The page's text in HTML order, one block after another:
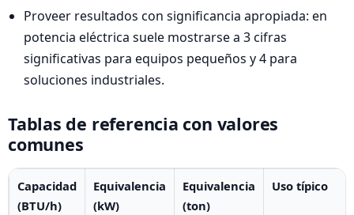
Proveer resultados con significancia apropiada: en
potencia eléctrica suele mostrarse a 3 cifras
significativas para equipos pequeños y 4 para
soluciones industriales.
Tablas de referencia con valores
comunes
Capacidad
(BTU/h)
Equivalencia
(kW)
Equivalencia
(ton)
Uso típico